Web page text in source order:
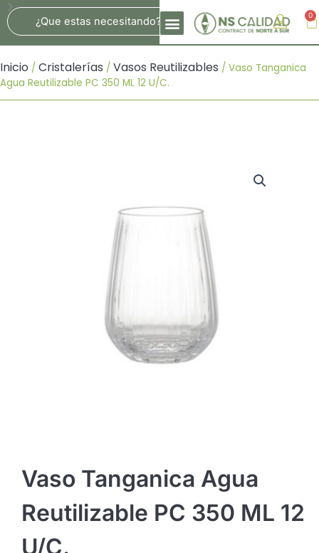
Al
Contenido
Search 0
Inicio / Cristalerías / Vasos Reutilizables / Vaso Tanganica
Agua Reutilizable PC 350 ML 12 U/c.
Vaso Tanganica Agua
Reutilizable PC 350 ML 12
U/c.